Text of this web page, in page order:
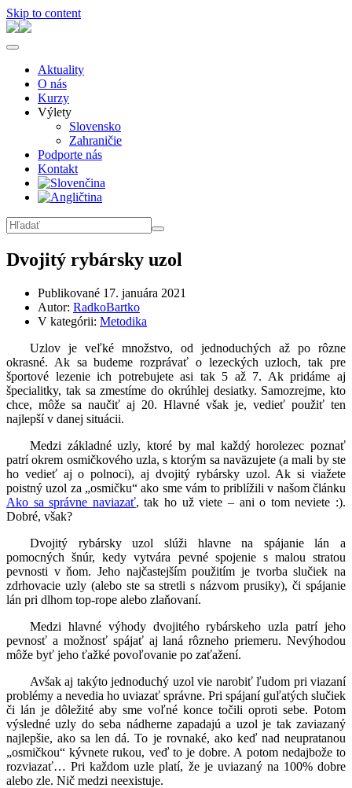
Skip to content
Aktuality
O nás
Kurzy
Výlety
Slovensko
Zahraničie
Podporte nás
Kontakt
Dvojitý rybársky uzol
Publikované 17. januára 2021
Autor: RadkoBartko
V kategórii: Metodika
Uzlov je veľké množstvo, od jednoduchých až po rôzne
okrasné. Ak sa budeme rozprávať o lezeckých uzloch, tak pre
športové lezenie ich potrebujete asi tak 5 až 7. Ak pridáme aj
špecialitky, tak sa zmestíme do okrúhlej desiatky. Samozrejme, kto
chce, môže sa naučiť aj 20. Hlavné však je, vedieť použiť ten
najlepší v danej situácii.
Medzi základné uzly, ktoré by mal každý horolezec poznať
patrí okrem osmičkového uzla, s ktorým sa naväzujete (a mali by ste
ho vedieť aj o polnoci), aj dvojitý rybársky uzol. Ak si viažete
poistný uzol za „osmičku“ ako sme vám to priblížili v našom článku
Ako sa správne naviazať, tak ho už viete – ani o tom neviete :).
Dobré, však?
Dvojitý rybársky uzol slúži hlavne na spájanie lán a
pomocných šnúr, kedy vytvára pevné spojenie s malou stratou
pevnosti v ňom. Jeho najčastejším použitím je tvorba slučiek na
zdrhovacie uzly (alebo ste sa stretli s názvom prusiky), či spájanie
lán pri dlhom top-rope alebo zlaňovaní.
Medzi hlavné výhody dvojitého rybárskeho uzla patrí jeho
pevnosť a možnosť spájať aj laná rôzneho priemeru. Nevýhodou
môže byť jeho ťažké povoľovanie po zaťažení.
Avšak aj takýto jednoduchý uzol vie narobiť ľudom pri viazaní
problémy a nevedia ho uviazať správne. Pri spájaní guľatých slučiek
či lán je dôležité aby sme voľné konce točili oproti sebe. Potom
výsledné uzly do seba nádherne zapadajú a uzol je tak zaviazaný
najlepšie, ako sa len dá. To je rovnaké, ako keď nad neupratanou
„osmičkou“ kývnete rukou, veď to je dobre. A potom nedajbože to
rozviazať… Pri každom uzle platí, že je uviazaný na 100% dobre
alebo zle. Nič medzi neexistuje.